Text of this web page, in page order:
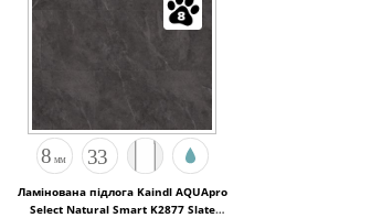
Ламінована підлога Kaindl AQUApro
Select Natural Smart K2877 Slate